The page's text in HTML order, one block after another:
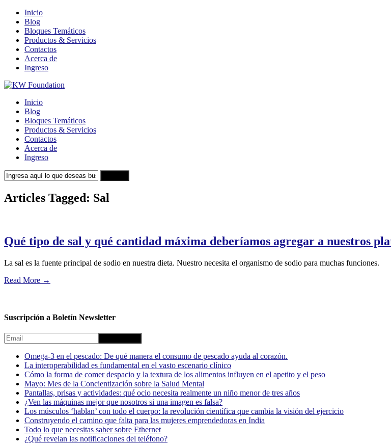
Inicio
Blog
Bloques Temáticos
Productos & Servicios
Contactos
Acerca de
Ingreso
Inicio
Blog
Bloques Temáticos
Productos & Servicios
Contactos
Acerca de
Ingreso
Articles Tagged: Sal
Qué tipo de sal y qué cantidad máxima deberíamos agregar a nuestros
La sal es la fuente principal de sodio en nuestra dieta. Nuestro necesita el organismo de sodio para muchas funciones.
Read More →
Suscripción a Boletín Newsletter
Omega-3 en el pescado: De qué manera el consumo de pescado ayuda al corazón.
La interoperabilidad es fundamental en el vasto escenario clínico
Cómo la forma de comer despacio y la textura de los alimentos influyen en el apetito y el peso
Mayo: Mes de la Concientización sobre la Salud Mental
Pantallas, prisas y actividades: qué ocio necesita realmente un niño menor de tres años
¿Ven las máquinas mejor que nosotros si una imagen es falsa?
Los músculos ‘hablan’ con todo el cuerpo: la revolución científica que cambia la visión del ejercicio
Construyendo el camino que falta para las mujeres emprendedoras en India
Todo lo que necesitas saber sobre Ethernet
¿Qué revelan las notificaciones del teléfono?